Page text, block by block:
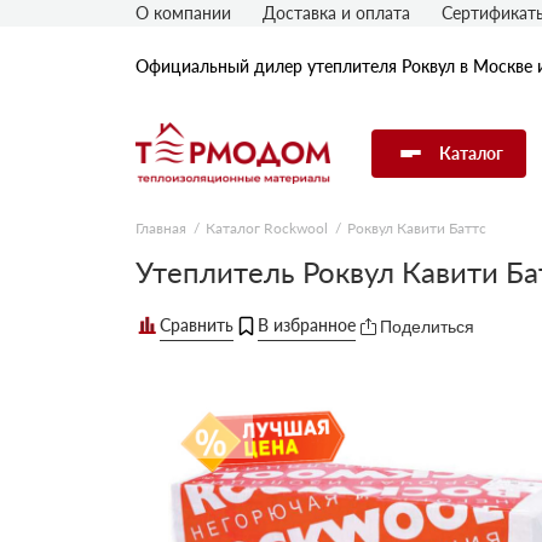
Официальный дилер утеплителя Роквул в Москве
Каталог
Утеплитель Rockwool
Утеплитель Технониколь
Утеплитель Knauf
О компании Доставка и оплата
Главная Каталог Rockwool Роквул Кавити Баттс
Утеплитель Роквул Кавити
Поделиться